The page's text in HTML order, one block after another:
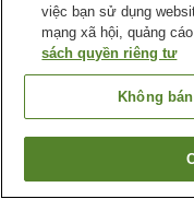
Wi-Fi
Máy bán hàng tự động
Nhật Bản
Keio Presso Inn Kanda
việc bạn sử dụng
mạng xã hội, quảng
sách quyền riêng tư
Không